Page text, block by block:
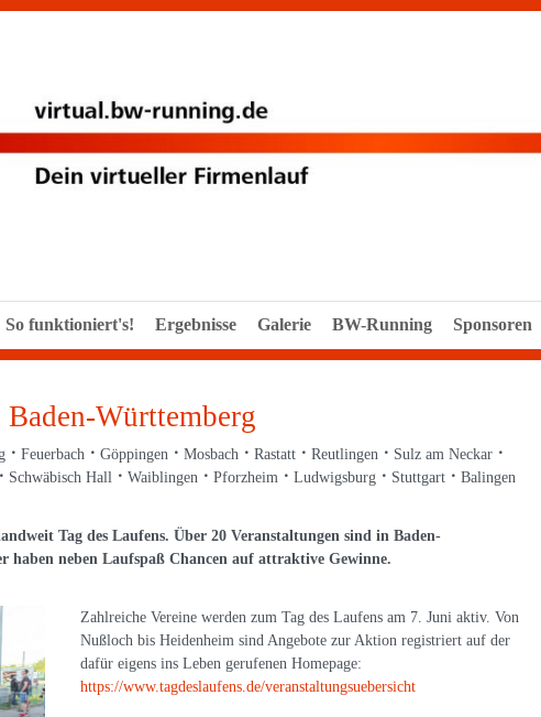
So funktioniert's! Ergebnisse Galerie BW-Running Sponsoren
Württemberg
Feuerbach Göppingen Mosbach Rastatt Reutlingen
Sulz am Neckar
Schwäbisch Hall Waiblingen Pforzheim Ludwigsburg Stuttgart Balingen
Tag des Laufens. Über 20 Veranstaltungen sind in Baden-
haben neben Laufspaß Chancen auf attraktive Gewinne.
Zahlreiche Vereine werden zum Tag des Laufens am 7. Juni aktiv. Von
Nußloch bis Heidenheim sind Angebote zur Aktion registriert auf der
dafür eigens ins Leben gerufenen Homepage:
https://www.tagdeslaufens.de/veranstaltungsuebersicht